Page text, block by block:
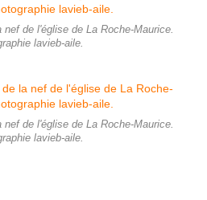
de l'église de La Roche-Maurice.
lavieb-aile.
de l'église de La Roche-Maurice.
lavieb-aile.